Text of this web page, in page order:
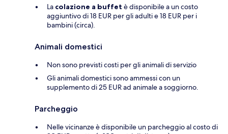
La colazione a buffet è disponibile a un costo
aggiuntivo di 18 EUR per gli adulti e 18 EUR per i
bambini (circa).
Animali domestici
Non sono previsti costi per gli animali di servizio
Gli animali domestici sono ammessi con un
supplemento di 25 EUR ad animale a soggiorno.
Parcheggio
Nelle vicinanze è disponibile un parcheggio al costo di